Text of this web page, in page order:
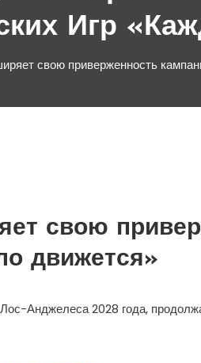
Игр
свою приверженность
свою
движется»
Анджелеса 2028 года,